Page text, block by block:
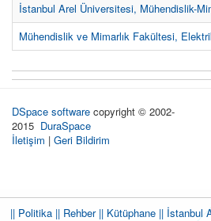
İstanbul Arel Üniversitesi, Mühendislik-
Mühendislik ve Mimarlık Fakültesi,
DSpace software copyright © 2002-
2015 DuraSpace
İletişim | Geri Bildirim
|| Politika|| Rehber|| Kütüphane|| İstanbul